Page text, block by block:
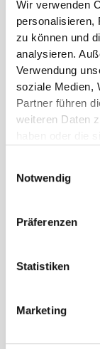
Wir verwenden
personalisieren,
zu können und
analysieren.
Verwendung
soziale Medien,
Partner führen
weiteren Daten
Notwendig
Präferenzen
Statistiken
Marketing
Absolute
entspannte
XS